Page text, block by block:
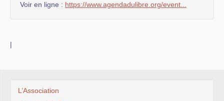
Voir en ligne : https://www.agendadulibre.org/event...
|
L’Association